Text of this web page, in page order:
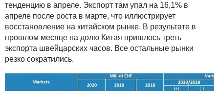
тенденцию в апреле. Экспорт там упал на 16,1% в
апреле после роста в марте, что иллюстрирует
восстановление на китайском рынке. В результате в
прошлом месяце на долю Китая пришлось треть
экспорта швейцарских часов. Все остальные рынки
резко сократились.